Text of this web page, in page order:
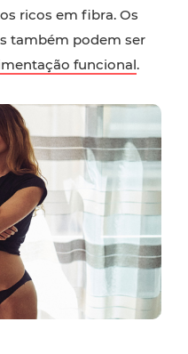
ricos em fibra. Os
também podem ser
funcional.